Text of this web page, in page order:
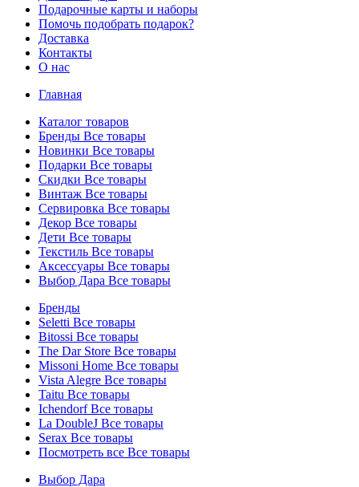
Подарочные карты и наборы
Помочь подобрать подарок?
Доставка
Контакты
О нас
Главная
Каталог товаров
Бренды Все товары
Новинки Все товары
Подарки Все товары
Скидки Все товары
Винтаж Все товары
Сервировка Все товары
Декор Все товары
Дети Все товары
Текстиль Все товары
Аксессуары Все товары
Выбор Дара Все товары
Бренды
Seletti Все товары
Bitossi Все товары
The Dar Store Все товары
Missoni Home Все товары
Vista Alegre Все товары
Taitu Все товары
IchendorfВсе товары
La DoubleJ Все товары
Serax Все товары
Посмотреть все Все товары
Выбор Дара